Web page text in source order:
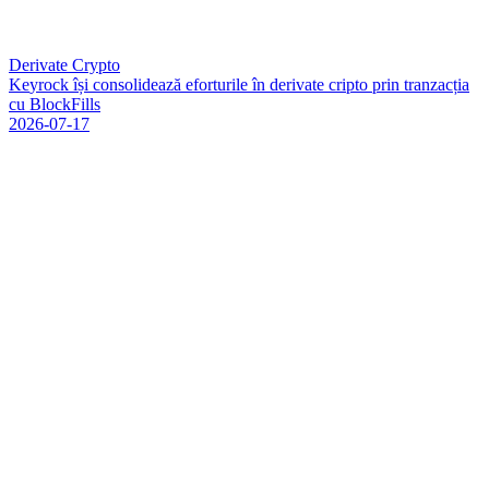
Derivate Crypto
Keyrock își consolidează eforturile în derivate cripto prin tranzacția
cu BlockFills
2026-07-17